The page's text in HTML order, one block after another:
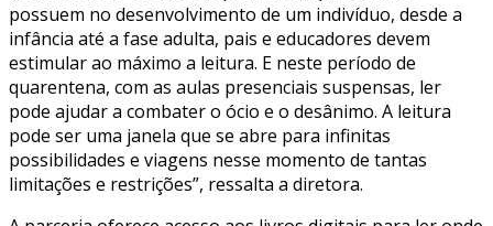
possuem no desenvolvimento de um indivíduo, desde a
infância até a fase adulta, pais e educadores devem
estimular ao máximo a leitura. E neste período de
quarentena, com as aulas presenciais suspensas, ler
pode ajudar a combater o ócio e o desânimo. A leitura
pode ser uma janela que se abre para infinitas
possibilidades e viagens nesse momento de tantas
limitações e restrições”, ressalta a diretora.